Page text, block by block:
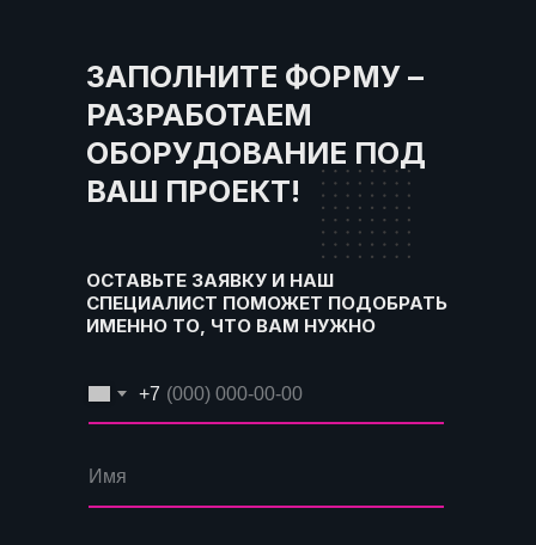
+7
ОСТАВЬТЕ ЗАЯВКУ И НАШ
СПЕЦИАЛИСТ ПОМОЖЕТ ПОДОБРАТЬ
ИМЕННО ТО, ЧТО ВАМ НУЖНО
ЗАПОЛНИТЕ ФОРМУ –
РАЗРАБОТАЕМ
ОБОРУДОВАНИЕ ПОД
ВАШ ПРОЕКТ!